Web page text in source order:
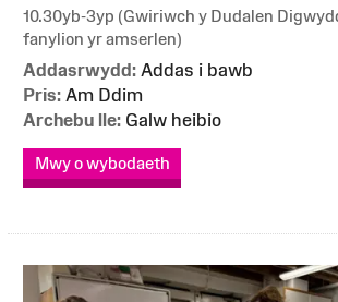
10.30yb-3yp (Gwiriwch y Dudalen
fanylion yr amserlen)
Addasrwydd: Addas i bawb
Pris: Am Ddim
Archebu lle: Galw heibio
Mwy o wybodaeth